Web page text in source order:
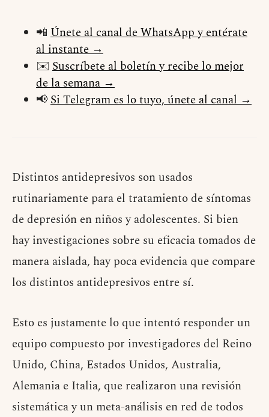
📲 Únete al canal de WhatsApp y entérate
al instante →
✉️ Suscríbete al boletín y recibe lo mejor
de la semana →
📢Si Telegram es lo tuyo, únete al canal →
Distintos antidepresivos son usados
rutinariamente para el tratamiento de síntomas
de depresión en niños y adolescentes. Si bien
hay investigaciones sobre su eficacia tomados de
manera aislada, hay poca evidencia que compare
los distintos antidepresivos entre sí.
Esto es justamente lo que intentó responder un
equipo compuesto por investigadores del Reino
Unido, China, Estados Unidos, Australia,
Alemania e Italia, que realizaron una revisión
sistemática y un meta-análisis en red de todos